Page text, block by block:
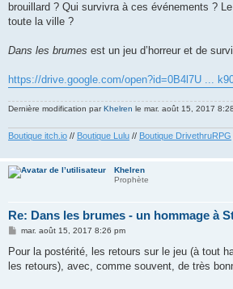
brouillard ? Qui survivra à ces événements ?
toute la ville ?
Dans les brumes est un jeu d’horreur et de
https://drive.google.com/open?id=0B4l7U ...
Dernière modification parKhelren le mar. août 15, 2017
Boutique itch.io // Boutique Lulu // Boutique DrivethruRPG
Khelren
Prophète
Re: Dans les brumes - un hommage à
M
s
a
mar. août 15, 2017 8:26 pm
Pour la postérité, les retours sur le jeu (à tout
les retours), avec, comme souvent, de très